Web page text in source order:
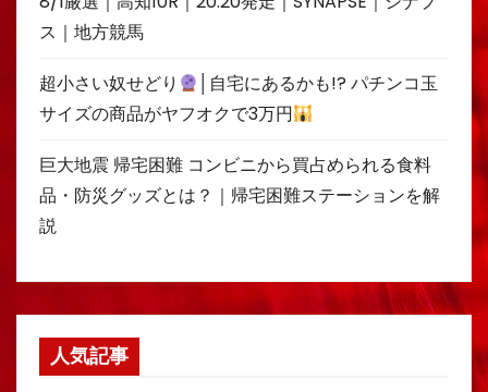
ス｜地方競馬
超小さい奴せどり
│自宅にあるかも!? パチンコ玉
サイズの商品がヤフオクで3万円
巨大地震 帰宅困難 コンビニから買占められる食料
品・防災グッズとは？｜帰宅困難ステーションを解
説
人気記事